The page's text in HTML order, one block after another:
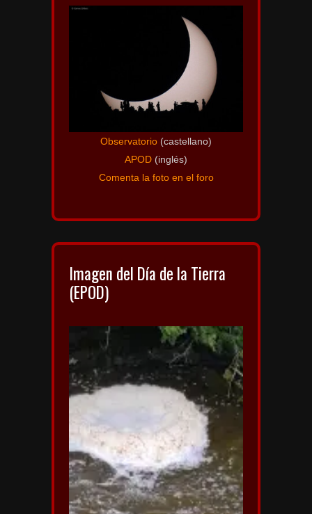
Observatorio (castellano)
APOD (inglés)
Comenta la foto en el foro
Imagen del Día de la Tierra
(EPOD)